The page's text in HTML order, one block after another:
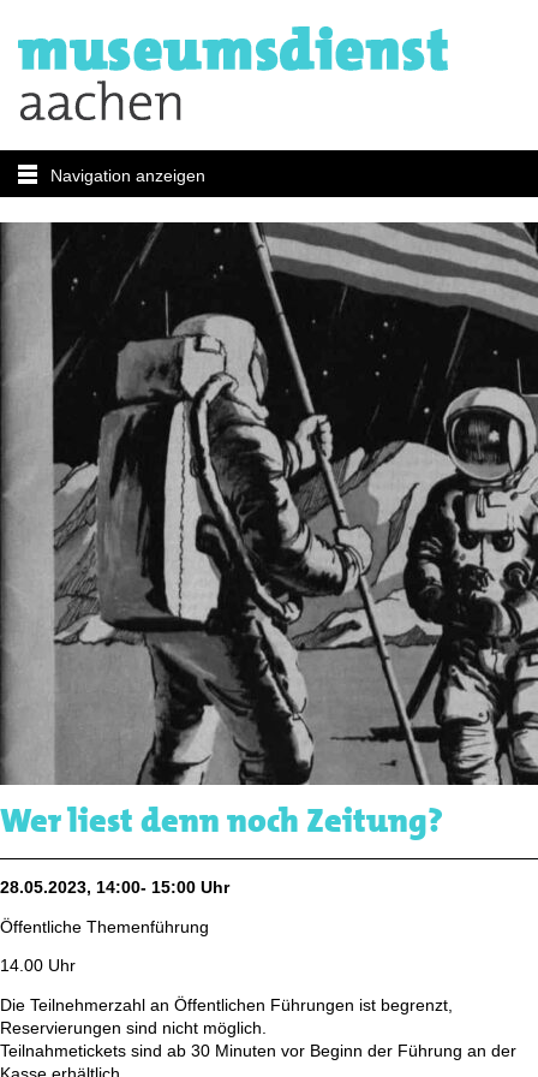
Navigation anzeigen
Wer liest denn noch Zeitung?
28.05.2023, 14:00- 15:00 Uhr
Öffentliche Themenführung
14.00 Uhr
Die Teilnehmerzahl an Öffentlichen Führungen ist begrenzt,
Reservierungen sind nicht möglich.
Teilnahmetickets sind ab 30 Minuten vor Beginn der Führung an der